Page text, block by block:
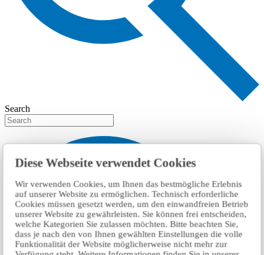
Diese Webseite verwendet Cookies
Wir verwenden Cookies, um Ihnen das bestmögliche Erlebnis
auf unserer Website zu ermöglichen. Technisch erforderliche
Cookies müssen gesetzt werden, um den einwandfreien Betrieb
unserer Website zu gewährleisten. Sie können frei entscheiden,
welche Kategorien Sie zulassen möchten. Bitte beachten Sie,
dass je nach den von Ihnen gewählten Einstellungen die volle
Funktionalität der Website möglicherweise nicht mehr zur
Search